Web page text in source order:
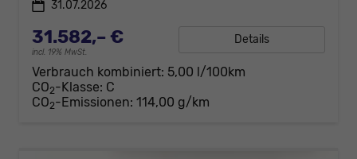
31.07.2026
31.582,– €
incl. 19% MwSt.
Details
Verbrauch kombiniert: 5,00 l/100km
CO2-Klasse: C
CO2-Emissionen: 114,00 g/km